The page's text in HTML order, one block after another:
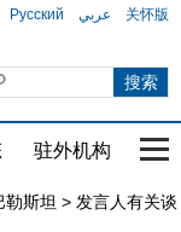
Русский عربي 关怀版
驻外机构 国
勒斯坦 > 发言人有关谈